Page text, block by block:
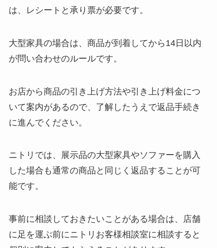
は、レシートと承り票が必要です。
大型家具の場合は、商品が到着してから14日以内
が問い合わせのルールです。
お店から商品の引き上げ方法や引き上げ料金につ
いて案内があるので、了解したうえで返品手続き
に進んでください。
ニトリでは、展示品の大型家具やソファーを購入
した場合も通常の商品と同じく返品することが可
能です。
事前に相談しておきたいことがある場合は、店舗
に足を運ぶ前にニトリお客様相談室に相談すると